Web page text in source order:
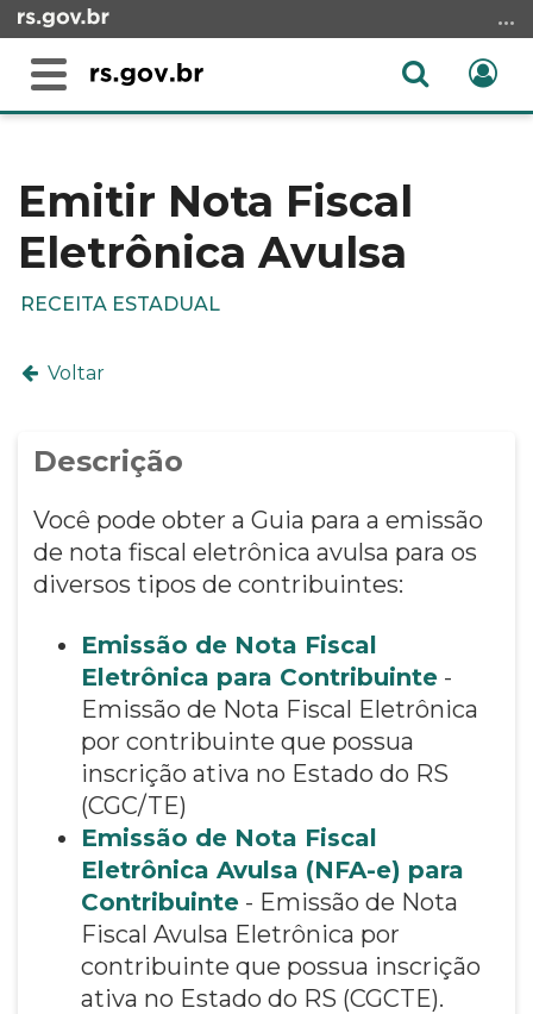
para
conteúdo
menu
para
Alterna
Abrir
conteúdo
Emitir Nota Fiscal
Eletrônica Avulsa
RECEITA ESTADUAL
Voltar
Descrição
Você pode obter a Guia para a emissão
de nota fiscal eletrônica avulsa para os
diversos tipos de contribuintes:
Emissão de Nota Fiscal
Eletrônica para Contribuinte-
Emissão de Nota Fiscal Eletrônica
por contribuinte que possua
inscrição ativa no Estado do RS
(CGC/TE)
Emissão de Nota Fiscal
Eletrônica Avulsa (NFA-e) para
Contribuinte- Emissão de Nota
Fiscal Avulsa Eletrônica por
contribuinte que possua inscrição
ativa no Estado do RS (CGCTE).